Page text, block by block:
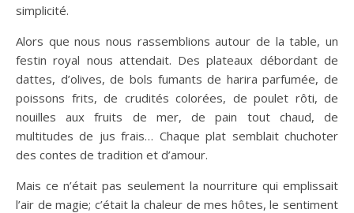
simplicité.
Alors que nous nous rassemblions autour de la table, un
festin royal nous attendait. Des plateaux débordant de
dattes, d’olives, de bols fumants de harira parfumée, de
poissons frits, de crudités colorées, de poulet rôti, de
nouilles aux fruits de mer, de pain tout chaud, de
multitudes de jus frais… Chaque plat semblait chuchoter
des contes de tradition et d’amour.
Mais ce n’était pas seulement la nourriture qui emplissait
l’air de magie; c’était la chaleur de mes hôtes, le sentiment